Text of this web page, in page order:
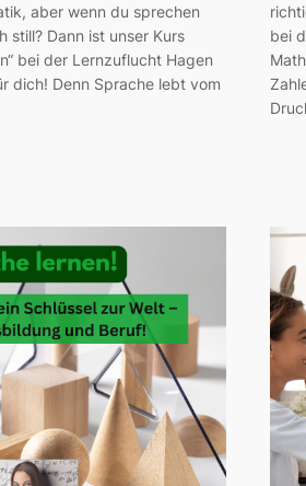
aber wenn du sprechen
still? Dann ist unser Kurs
bei der Lernzuflucht Hagen
dich! Denn Sprache lebt vom
bei